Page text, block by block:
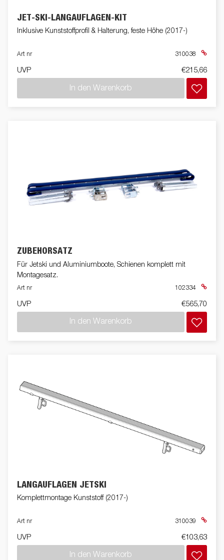
JET-SKI-LANGAUFLAGEN-KIT
Inklusive Kunststoffprofil & Halterung, feste Höhe (2017-)
Art nr 310038
UVP €215,66
In den Warenkorb
ZUBEHÖRSATZ
Für Jetski und Aluminiumboote, Schienen komplett mit
Montagesatz.
Art nr 102334
UVP €565,70
In den Warenkorb
LANGAUFLAGEN JETSKI
Komplettmontage Kunststoff (2017-)
Art nr 310039
UVP €103,63
In den Warenkorb